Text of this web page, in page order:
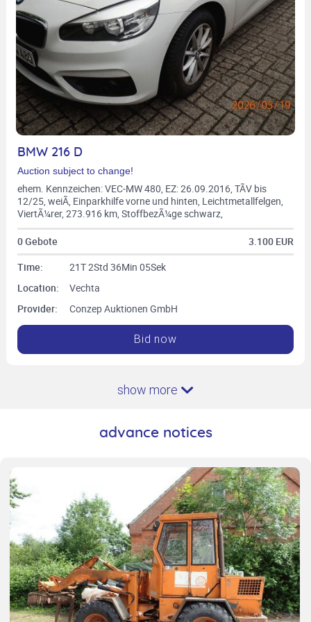
BMW 216 D
Auction subject to change!
ehem. Kennzeichen: VEC-MW 480, EZ: 26.09.2016, TÃV bis
12/25, weiÃ, Einparkhilfe vorne und hinten, Leichtmetallfelgen,
ViertÃ¼rer, 273.916 km, StoffbezÃ¼ge schwarz,
Multifunktionslederlenkrad, Fahrgestellnr.:
WBA2B31040V813765, 6-Gang-Schaltgetriebe, 85 KW, 1.496
ccm, Diesel, Euro 6, 0005/BXS
0 Gebote
3.100 EUR
Time:
21T 2Std 36Min 03Sek
Location:
Vechta
Provider:
Conzep Auktionen GmbH
Bid now
show more
advance notices